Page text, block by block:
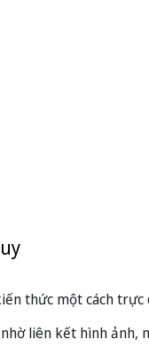
sinh viên sử dụng
quả tại chuyên
hóa, dễ so